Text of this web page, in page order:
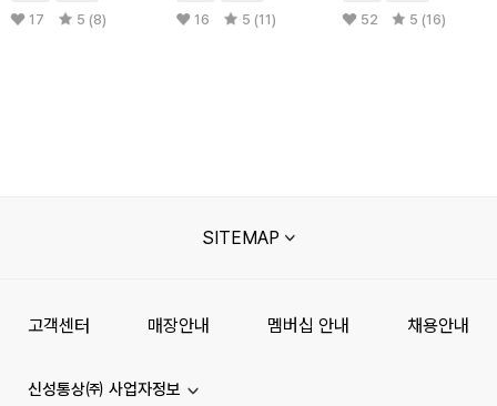
17 5 (8) 16 5 (11) 52 5 (16)
SITEMAP
고객센터 매장안내 멤버십 안내 채용안내
신성통상㈜ 사업자정보